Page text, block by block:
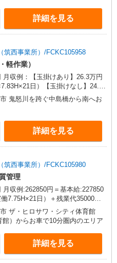
詳細を見る
西事業所）/FCKC105958
軽作業）
月収例：【玉掛けあり】26.3万円
日）【玉掛けなし】24.6
円）※共に残業なし・交通費別途
支給／当社規定あり。
鬼怒川を跨ぐ中島橋から南へお
詳細を見る
西事業所）/FCKC105980
管理
月収例:262850円＝基本給:227850
7.75H×21日）＋残業代35000円
交通費別途支給 ※交通費実費支
。
ザ・ヒロサワ・シティ体育館
館）からお車で10分圏内のエリア
詳細を見る